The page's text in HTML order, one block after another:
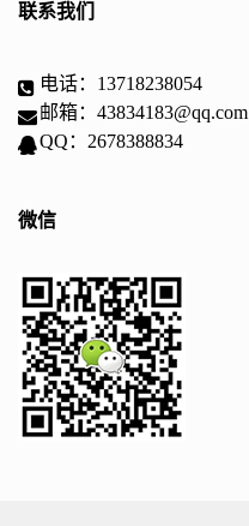
联系我们
电话：13718238054
邮箱：43834183@qq.com
QQ：2678388834
微信